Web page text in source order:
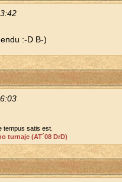
:-D B-)
tem­pus satis est.
tur­na­je (AT´08 DrD)